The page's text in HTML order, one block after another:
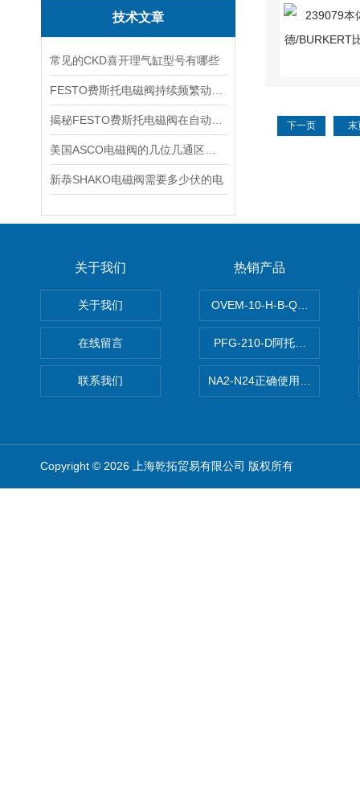
技术文章
常见的CKD喜开理气缸型号有哪些
新恭SHAKO电磁阀需要多少伏的电
下一页 末
关于我们
关于我们
在线留言
联系我们
热销产品
OVEM-10-H-B-QO-CE-N-2P
PFG-210-D阿托斯ATOS电
NA2-N24正确使用松下安全光
Copyright © 2026 上海乾拓贸易有限公司 版权所有